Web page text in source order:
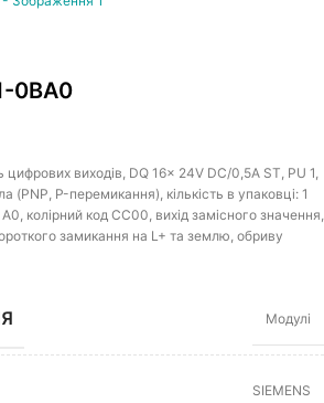
0BA0
виходів, DQ 16x 24V DC/0,5A ST, PU 1,
(PNP, P-перемикання), кількість в упаковці: 1
колірний код CC00, вихід замісного значення,
замикання на L+ та землю, обриву
Модулі
SIEMENS